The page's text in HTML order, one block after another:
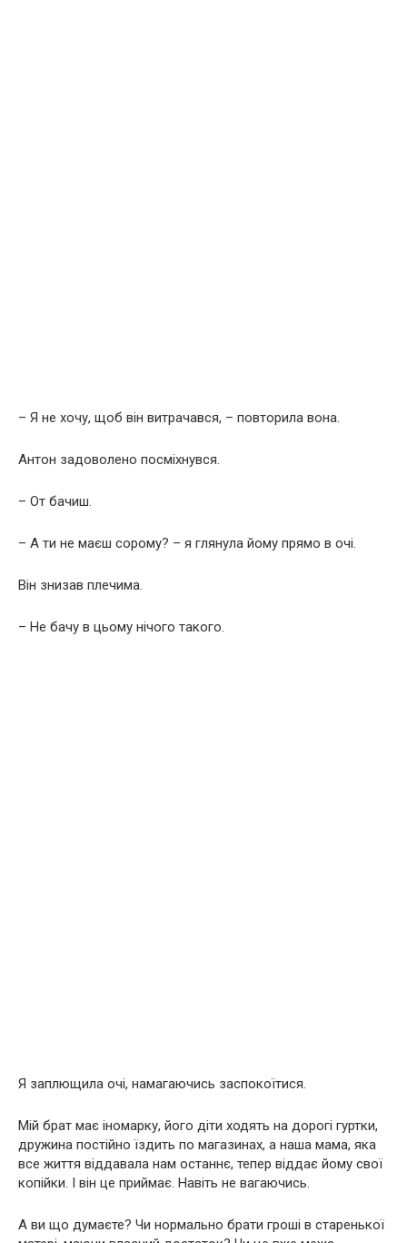
– Я не хочу, щоб він витрачався, – повторила вона.
Антон задоволено посміхнувся.
– От бачиш.
– А ти не маєш сорому? – я глянула йому прямо в очі.
Він знизав плечима.
– Не бачу в цьому нічого такого.
Я заплющила очі, намагаючись заспокоїтися.
Мій брат має іномарку, його діти ходять на дорогі гуртки,
дружина постійно їздить по магазинах, а наша мама, яка
все життя віддавала нам останнє, тепер віддає йому свої
копійки. І він це приймає. Навіть не вагаючись.
А ви що думаєте? Чи нормально брати гроші в старенької